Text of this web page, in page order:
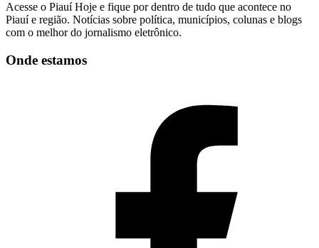
Acesse o Piauí Hoje e fique por dentro de tudo que acontece no
Piauí e região. Notícias sobre política, municípios, colunas e blogs
com o melhor do jornalismo eletrônico.
Onde estamos